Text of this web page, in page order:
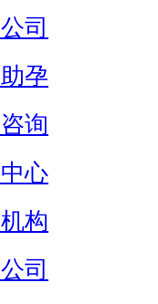
司
孕
询
心
构
司